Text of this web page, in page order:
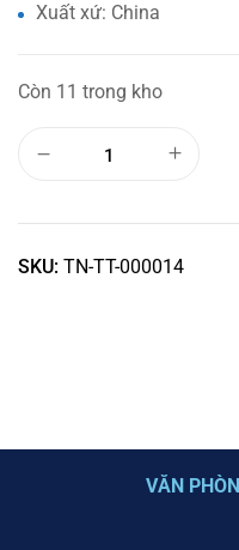
Xuất xứ: China
Còn 11 trong kho
SKU: TN-TT-000014
VĂN